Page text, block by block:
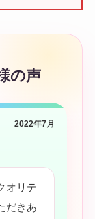
の声
2022年7月
オリテ
だきあ